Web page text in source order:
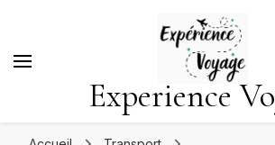
Experience